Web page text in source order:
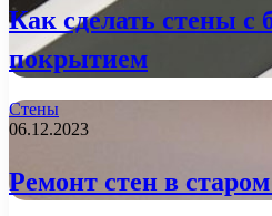
Как сделать стены с
покрытием
Стены
06.12.2023
Ремонт стен в